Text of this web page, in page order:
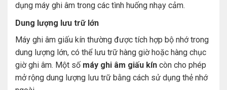
dụng máy ghi âm trong các tình huống nhạy cảm.
Dung lượng lưu trữ lớn
Máy ghi âm giấu kín thường được tích hợp bộ nhớ trong
dung lượng lớn, có thể lưu trữ hàng giờ hoặc hàng chục
giờ ghi âm. Một số máy ghi âm giấu kín còn cho phép
mở rộng dung lượng lưu trữ bằng cách sử dụng thẻ nhớ